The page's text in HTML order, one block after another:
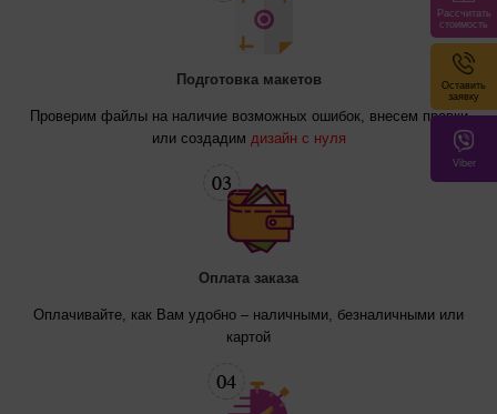
Подготовка макетов
Проверим файлы на наличие возможных ошибок, внесем правки
или создадим дизайн с нуля
Оплата заказа
Оплачивайте, как Вам удобно – наличными, безналичными или
картой
Рассчитать
стоимость
Оставить
заявку
Viber